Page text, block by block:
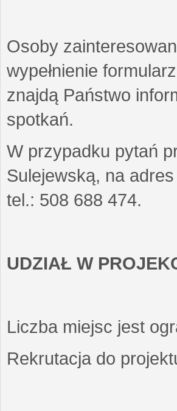
Osoby
wypełnienie
znajdą Państwo
spotkań.
W przypadku pytań
Sulejewską, na
tel.: 508 688 474.
UDZIAŁ W
Liczba miejsc jest
Rekrutacja do